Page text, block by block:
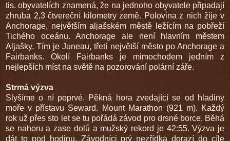
tis. obyvatelích znamená, že na jednoho obyvatele připadají
zhruba 2,3 čtvereční kilometry země. Polovina z nich žije v
Anchorage, největším aljašském městě ležícím na pobřeží
Tichého oceánu. Anchorage ale není hlavním městem
Aljašky. Tím je Juneau, třetí největší město po Anchorage a
Fairbanks. Okolí Fairbanks je mimochodem jedním z
nejlepších míst na světě na pozorování polární záře.
Strmá výzva
Slyšíme o ní poprvé. Pěkná hora zvedající se od hladiny
moře v přístavu Seward. Mount Marathon (921 m). Každý
rok už přes sto let se tu pořádá závod pro drsné borce. Běhá
se nahoru a zase dolů a mužský rekord je 42:55. Výzva je
dát to pod hodinu. Závodníci prý nezřídka dorazí do cíle